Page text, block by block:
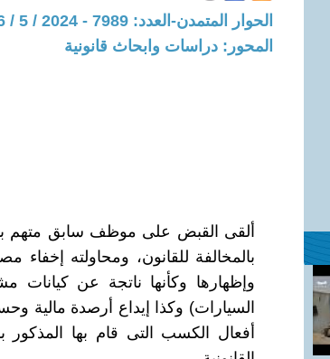
الحوار المتمدن-العدد: 7989 - 2024 / 5 / 26 - 11:37
المحور: دراسات وابحاث قانونية
ألقى القبض على موظف سابق متهم
بالمخالفة للقانون، ومحاولته إخفاء
وإظهارها وكأنها ناتجة عن
السيارات) وكذا إيداع أرصدة مالية